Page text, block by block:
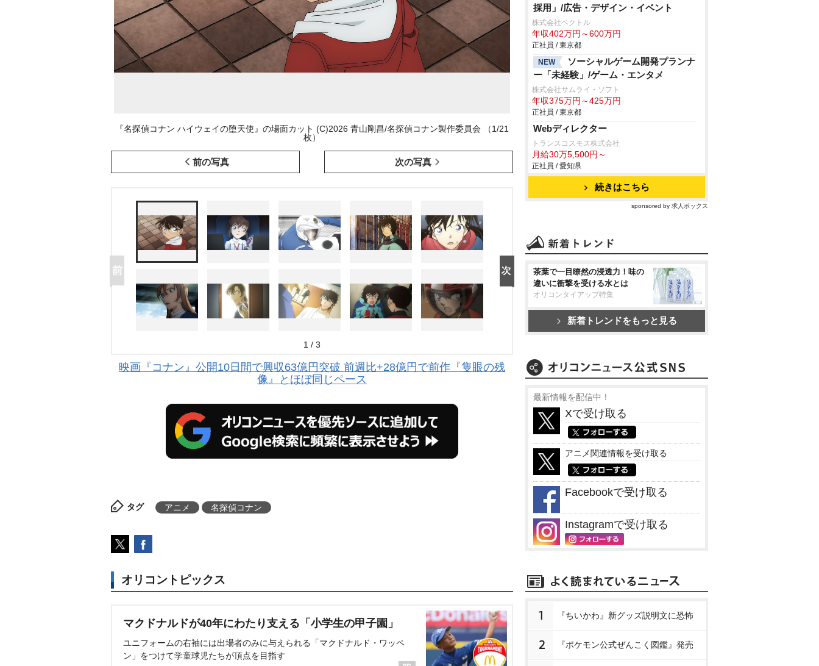
『名探偵コナン ハイウェイの堕天使』の場面カット (C)2026 青山剛昌/名探偵コナン製作委員会 （1/21
枚）
前の写真 次の写真
1 / 3
映画『コナン』公開10日間で興収63億円突破 前週比+28億円で前作『隻眼の残
像』とほぼ同じペース
タグ アニメ 名探偵コナン
オリコントピックス
マクドナルドが40年にわたり支える「小学生の甲子園」
ユニフォームの右袖には出場者のみに与えられる「マクドナルド・ワッペ
ン」をつけて学童球児たちが頂点を目指す
採用」/広告・デザイン・イベント
株式会社ベクトル
年収402万円～600万円
正社員 / 東京都
NEW
ソーシャルゲーム開発プランナ
ー「未経験」/ゲーム・エンタメ
株式会社サムライ・ソフト
年収375万円～425万円
正社員 / 東京都
Webディレクター
トランスコスモス株式会社
月給30万5,500円～
正社員 / 愛知県
続きはこちら
sponsored by 求人ボックス
茶葉で一目瞭然の浸透力！味の
違いに衝撃を受ける水とは
オリコンタイアップ特集
新着トレンドをもっと見る
最新情報を配信中！
Xで受け取る
アニメ関連情報を受け取る
Facebookで受け取る
Instagramで受け取る
1 『ちいかわ』新グッズ説明文に恐怖
2 『ポケモン公式ぜんこく図鑑』発売